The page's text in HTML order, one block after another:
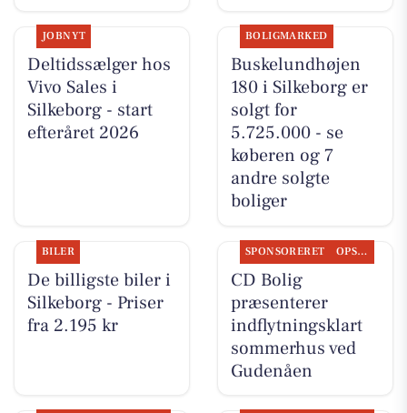
JOBNYT
Deltidssælger hos
Vivo Sales i
Silkeborg - start
efteråret 2026
BOLIGMARKED
Buskelundhøjen
180 i Silkeborg er
solgt for
5.725.000 - se
køberen og 7
andre solgte
boliger
BILER
De billigste biler i
Silkeborg - Priser
fra 2.195 kr
SPONSORERET OPSLAGSTAVLEN
CD Bolig
præsenterer
indflytningsklart
sommerhus ved
Gudenåen